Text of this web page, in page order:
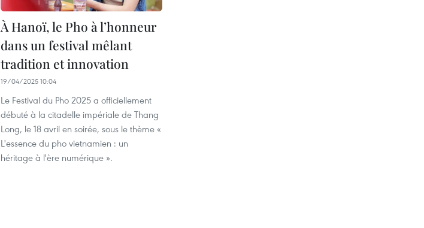
À Hanoï, le Pho à l’honneur
dans un festival mêlant
tradition et innovation
19/04/2025 10:04
Le Festival du Pho 2025 a officiellement
débuté à la citadelle impériale de Thang
Long, le 18 avril en soirée, sous le thème «
L'essence du pho vietnamien : un
héritage à l'ère numérique ».